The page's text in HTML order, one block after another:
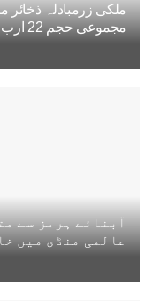
مجموعی حجم 22 ارب 47 کروڑ ڈالر تک پہنچ گیا
آبنائے ہرمز سے
عالمی منڈی میں